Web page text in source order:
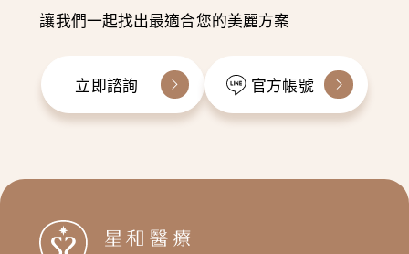
讓我們一起找出最適合您的美麗方案
立即諮詢 官方帳號